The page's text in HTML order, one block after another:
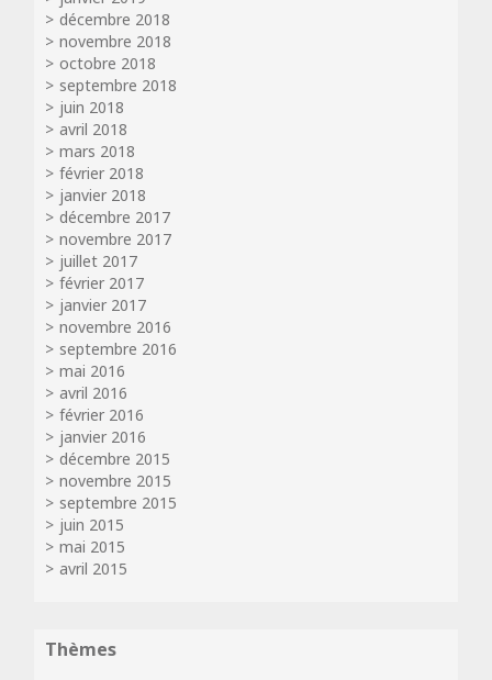
décembre 2018
novembre 2018
octobre 2018
septembre 2018
juin 2018
avril 2018
mars 2018
février 2018
janvier 2018
décembre 2017
novembre 2017
juillet 2017
février 2017
janvier 2017
novembre 2016
septembre 2016
mai 2016
avril 2016
février 2016
janvier 2016
décembre 2015
novembre 2015
septembre 2015
juin 2015
mai 2015
avril 2015
Thèmes